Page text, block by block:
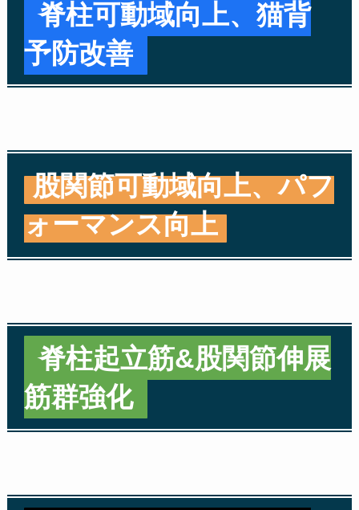
脊柱可動域向上、猫背
予防改善
股関節可動域向上、パフ
ォーマンス向上
脊柱起立筋&股関節伸展
筋群強化